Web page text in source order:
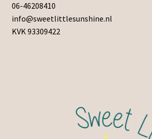
06-46208410
info@sweetlittlesunshine.nl
KVK 93309422